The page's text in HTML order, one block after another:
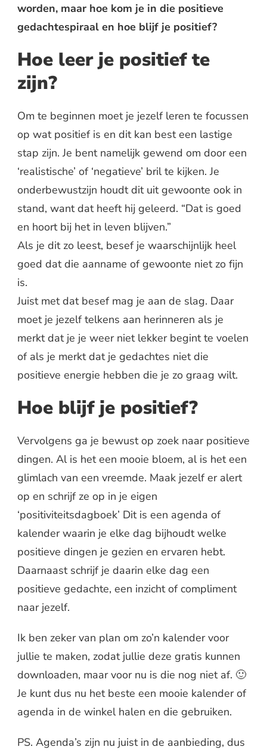
worden, maar hoe kom je in die positieve
gedachtespiraal en hoe blijf je positief?
Hoe leer je positief te
zijn?
Om te beginnen moet je jezelf leren te focussen
op wat positief is en dit kan best een lastige
stap zijn. Je bent namelijk gewend om door een
‘realistische’ of ‘negatieve’ bril te kijken. Je
onderbewustzijn houdt dit uit gewoonte ook in
stand, want dat heeft hij geleerd. “Dat is goed
en hoort bij het in leven blijven.”
Als je dit zo leest, besef je waarschijnlijk heel
goed dat die aanname of gewoonte niet zo fijn
is.
Juist met dat besef mag je aan de slag. Daar
moet je jezelf telkens aan herinneren als je
merkt dat je je weer niet lekker begint te voelen
of als je merkt dat je gedachtes niet die
positieve energie hebben die je zo graag wilt.
Hoe blijf je positief?
Vervolgens ga je bewust op zoek naar positieve
dingen. Al is het een mooie bloem, al is het een
glimlach van een vreemde. Maak jezelf er alert
op en schrijf ze op in je eigen
‘positiviteitsdagboek’ Dit is een agenda of
kalender waarin je elke dag bijhoudt welke
positieve dingen je gezien en ervaren hebt.
Daarnaast schrijf je daarin elke dag een
positieve gedachte, een inzicht of compliment
naar jezelf.
Ik ben zeker van plan om zo’n kalender voor
jullie te maken, zodat jullie deze gratis kunnen
downloaden, maar voor nu is die nog niet af. 🙂
Je kunt dus nu het beste een mooie kalender of
agenda in de winkel halen en die gebruiken.
PS. Agenda’s zijn nu juist in de aanbieding, dus